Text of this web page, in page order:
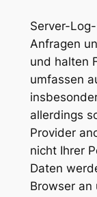
Server-
Anfragen
und halten
umfassen
allerdings
Provider
nicht Ihrer
Daten
Browser an